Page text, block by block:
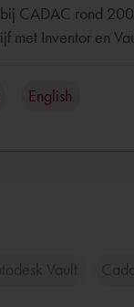
CADAC rond
met Inventor en
English
Vault